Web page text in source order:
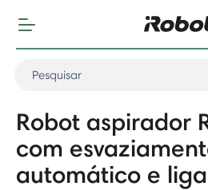
Robot aspirador
com
automático e